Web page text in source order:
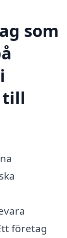
som
till
företag